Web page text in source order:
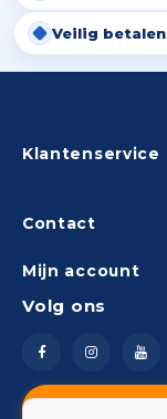
Veilig betalen
Contact
Klantenservice
Mijn account
Volg ons